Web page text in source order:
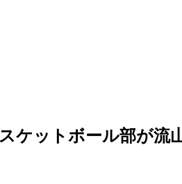
ケットボール部が流